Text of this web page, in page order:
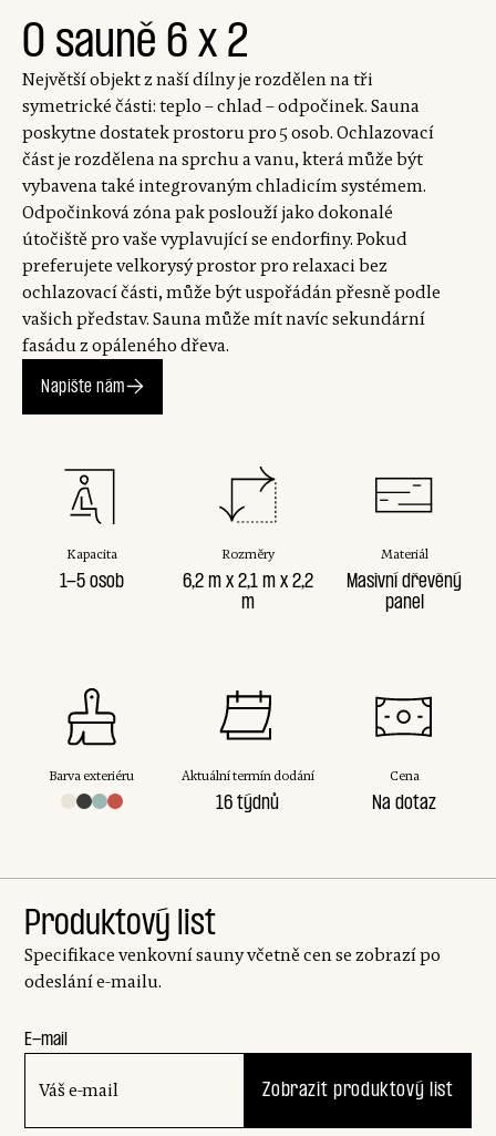
O sauně 6 x 2
Největší objekt z naší dílny je rozdělen na tři
symetrické části: teplo – chlad – odpočinek. Sauna
poskytne dostatek prostoru pro 5 osob. Ochlazovací
část je rozdělena na sprchu a vanu, která může být
vybavena také integrovaným chladicím systémem.
Odpočinková zóna pak poslouží jako dokonalé
útočiště pro vaše vyplavující se endorfiny. Pokud
preferujete velkorysý prostor pro relaxaci bez
ochlazovací části, může být uspořádán přesně podle
vašich představ. Sauna může mít navíc sekundární
fasádu z opáleného dřeva.
Napište nám
Kapacita
1-5 osob
Rozměry
6,2 m x 2,1 m x 2,2
m
Materiál
Masivní dřevěný
panel
Barva exteriéru Aktuální termín dodání
16 týdnů
Cena
Na dotaz
Produktový list
Specifikace venkovní sauny včetně cen se zobrazí po
odeslání e-mailu.
E-mail